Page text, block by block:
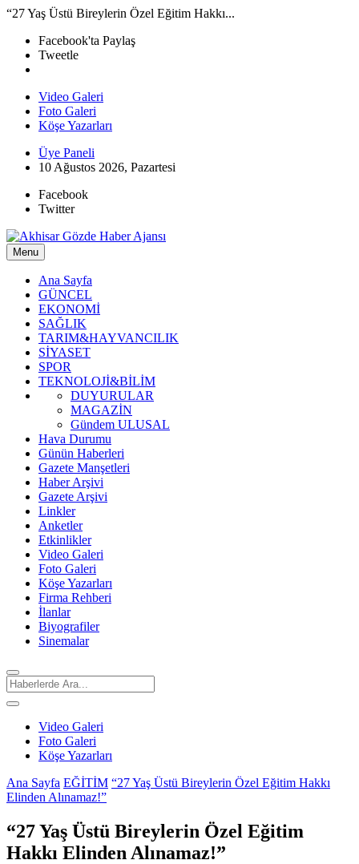
“27 Yaş Üstü Bireylerin Özel Eğitim Hakkı...
Facebook'ta Paylaş
Tweetle
Video Galeri
Foto Galeri
Köşe Yazarları
Üye Paneli
10 Ağustos 2026, Pazartesi
Facebook
Twitter
Menu
Ana Sayfa
GÜNCEL
EKONOMİ
SAĞLIK
TARIM&HAYVANCILIK
SİYASET
SPOR
TEKNOLOJİ&BİLİM
DUYURULAR
MAGAZİN
Gündem ULUSAL
Hava Durumu
Günün Haberleri
Gazete Manşetleri
Haber Arşivi
Gazete Arşivi
Linkler
Anketler
Etkinlikler
Video Galeri
Foto Galeri
Köşe Yazarları
Firma Rehberi
İlanlar
Biyografiler
Sinemalar
Video Galeri
Foto Galeri
Köşe Yazarları
Ana Sayfa EĞİTİM “27 Yaş Üstü Bireylerin Özel Eğitim Hakkı
Elinden Alınamaz!”
“27 Yaş Üstü Bireylerin Özel Eğitim
Hakkı Elinden Alınamaz!”